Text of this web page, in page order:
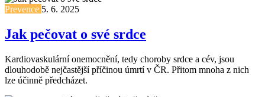
Prevence 5. 6. 2025
Jak pečovat o své srdce
Kardiovaskulární onemocnění, tedy choroby srdce a cév, jsou
dlouhodobě nejčastější příčinou úmrtí v ČR. Přitom mnoha z nich
lze účinně předcházet.